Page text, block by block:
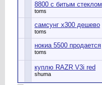
8800 с битым стеклом
toms
самсунг x300 дешево
toms
нокиа 5500 продается
toms
куплю RAZR V3i red
shuma